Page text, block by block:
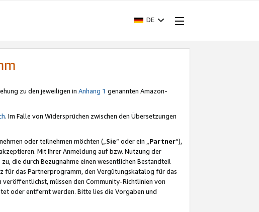
DE
zu den jeweiligen in Anhang 1 genannten Amazon-
. Im Falle von Widersprüchen zwischen den Übersetzungen
oder teilnehmen möchten („Sie“ oder ein „Partner“),
Mit Ihrer Anmeldung auf bzw. Nutzung der
die durch Bezugnahme einen wesentlichen Bestandteil
für das Partnerprogramm, den Vergütungskatalog für das
müssen den Community-Richtlinien von
oder entfernt werden. Bitte lies die Vorgaben und